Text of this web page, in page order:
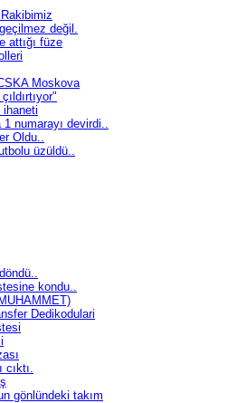
değil.
attığı füze
Moskova
ihaneti
numarayı devirdi..
Oldu..
üzüldü..
kondu..
Dedikodulari
gönlündeki takım